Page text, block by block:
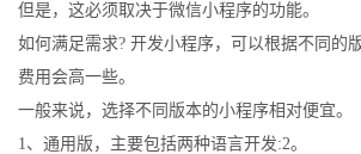
但是，这必须取决于微信小程序的功能。
如何满足需求? 开发小程序，可以根据不同的
费用会高一些。
一般来说，选择不同版本的小程序相对便宜。
1、通用版，主要包括两种语言开发:2。